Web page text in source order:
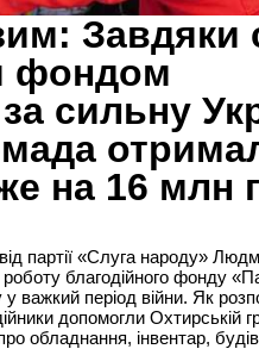
Завдяки
фондом
сильну
на 16 млн
партії «Слуга народу»
благодійного фонду
важкий період війни. Як
допомогли Охтирській
обладнання, інвентар,